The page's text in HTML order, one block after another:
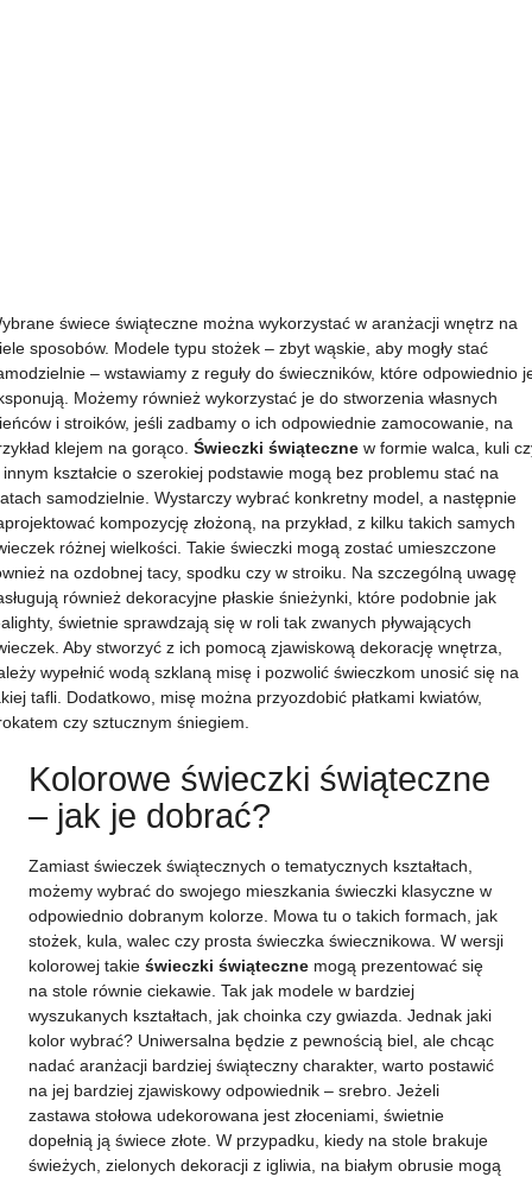
świece świąteczne można wykorzystać w aranżacji wnętrz na
sposobów. Modele typu stożek – zbyt wąskie, aby mogły stać
– wstawiamy z reguły do świeczników, które odpowiednio
Możemy również wykorzystać je do stworzenia własnych
i stroików, jeśli zadbamy o ich odpowiednie zamocowanie, na
klejem na gorąco. Świeczki świątecznew formie walca, kuli
innym kształcie o szerokiej podstawie mogą bez problemu stać na
samodzielnie. Wystarczy wybrać konkretny model, a następnie
kompozycję złożoną, na przykład, z kilku takich samych
różnej wielkości. Takie świeczki mogą zostać umieszczone
na ozdobnej tacy, spodku czy w stroiku. Na szczególną uwagę
również dekoracyjne płaskie śnieżynki, które podobnie jak
świetnie sprawdzają się w roli tak zwanych pływających
Aby stworzyć z ich pomocą zjawiskową dekorację wnętrza,
wypełnić wodą szklaną misę i pozwolić świeczkom unosić się na
tafli. Dodatkowo, misę można przyozdobić płatkami kwiatów,
czy sztucznym śniegiem.
Kolorowe świeczki świąteczne
– jak je dobrać?
Zamiast świeczek świątecznych o tematycznych kształtach,
możemy wybrać do swojego mieszkania świeczki klasyczne w
odpowiednio dobranym kolorze. Mowa tu o takich formach, jak
stożek, kula, walec czy prosta świeczka świecznikowa. W wersji
kolorowej takie świeczki świąteczne mogą prezentować się
na stole równie ciekawie. Tak jak modele w bardziej
wyszukanych kształtach, jak choinka czy gwiazda. Jednak jaki
kolor wybrać? Uniwersalna będzie z pewnością biel, ale chcąc
nadać aranżacji bardziej świąteczny charakter, warto postawić
na jej bardziej zjawiskowy odpowiednik – srebro. Jeżeli
zastawa stołowa udekorowana jest złoceniami, świetnie
dopełnią ją świece złote. W przypadku, kiedy na stole brakuje
świeżych, zielonych dekoracji z igliwia, na białym obrusie mogą